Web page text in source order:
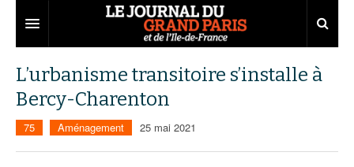
Territoires
Aménagement
Entreprises
L’urbanisme transitoire s’installe à
Bercy-Charenton
75 Aménagement 25 mai 2021